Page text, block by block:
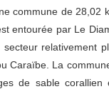
commune de 28,02
entourée par Le
relativement
Caraïbe. La
de sable